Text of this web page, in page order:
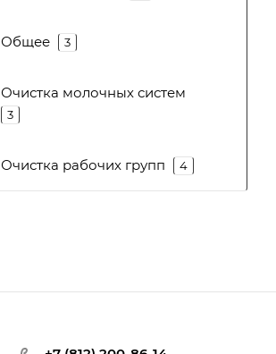
Общее 3
Очистка молочных систем
3
Очистка рабочих групп 4